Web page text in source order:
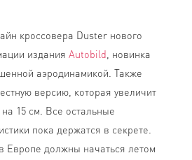
кроссовера Duster нового
издания Autobild , новинка
аэродинамикой. Также
версию, которая увеличит
15 см. Все остальные
пока держатся в секрете.
Европе должны начаться летом